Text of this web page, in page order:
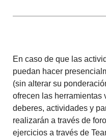
En caso de que las
puedan hacer
(sin alterar su
ofrecen las herramientas
deberes, actividades y
realizarán a través de
ejercicios a través de